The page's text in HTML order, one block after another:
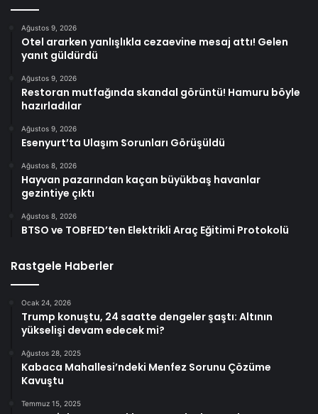
Ağustos 9, 2026
Otel ararken yanlışlıkla cezaevine mesaj attı! Gelen
yanıt güldürdü
Ağustos 9, 2026
Restoran mutfağında skandal görüntü! Hamuru böyle
hazırladılar
Ağustos 9, 2026
Esenyurt’ta Ulaşım Sorunları Görüşüldü
Ağustos 8, 2026
Hayvan pazarından kaçan büyükbaş havanlar
gezintiye çıktı
Ağustos 8, 2026
BTSO ve TOBFED’ten Elektrikli Araç Eğitimi Protokolü
Rastgele Haberler
Ocak 24, 2026
Trump konuştu, 24 saatte dengeler şaştı: Altının
yükselişi devam edecek mi?
Ağustos 28, 2025
Kabaca Mahallesi’ndeki Menfez Sorunu Çözüme
Kavuştu
Temmuz 15, 2025